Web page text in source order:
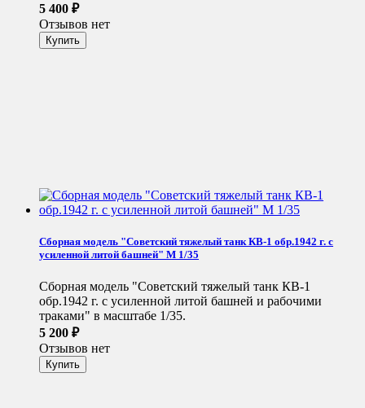
5 400 ₽
Отзывов нет
Сборная модель "Советский тяжелый танк КВ-1 обр.1942 г. с
усиленной литой башней" М 1/35
Сборная модель "Советский тяжелый танк КВ-1
обр.1942 г. с усиленной литой башней и рабочими
траками" в масштабе 1/35.
5 200 ₽
Отзывов нет